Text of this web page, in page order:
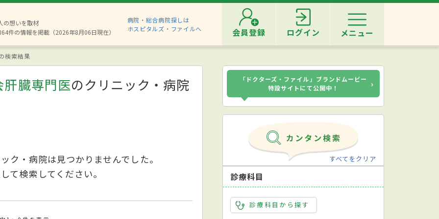
の想いを取材
件の情報を掲載（2026年8月06日現在）
病院・総合病院探しは
ホスピタルズ・ファイルへ
会員登録 ログイン メニュー
検索結果
臓専門医のクリニック・病院
ク・病院は見つかりませんでした。
て検索してください。
「ドクターズ・ファイル」ブランドムービー
特設サイトにて公開中！
›
すべてをクリア
診療科目
診療科目から探す